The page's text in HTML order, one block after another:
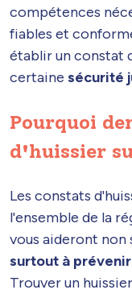
compétences
fiables et
établir un constat
certaine sécurité
Pourquoi
d'huissier
Les constats
l'ensemble de la
vous aideront non
surtout à
Trouver un